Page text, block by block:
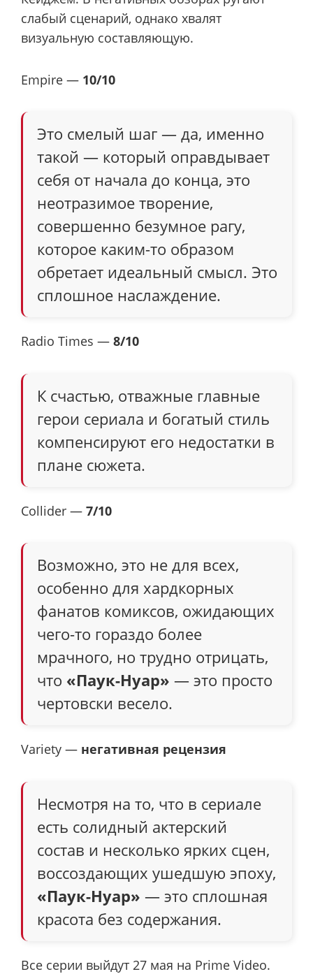
слабый сценарий, однако хвалят
визуальную составляющую.
Empire — 10/10
Это смелый шаг — да, именно
такой — который оправдывает
себя от начала до конца, это
неотразимое творение,
совершенно безумное рагу,
которое каким-то образом
обретает идеальный смысл. Это
сплошное наслаждение.
Radio Times — 8/10
К счастью, отважные главные
герои сериала и богатый стиль
компенсируют его недостатки в
плане сюжета.
Collider — 7/10
Возможно, это не для всех,
особенно для хардкорных
фанатов комиксов, ожидающих
чего-то гораздо более
мрачного, но трудно отрицать,
что «Паук-Нуар» — это просто
чертовски весело.
Variety — негативная рецензия
Несмотря на то, что в сериале
есть солидный актерский
состав и несколько ярких сцен,
воссоздающих ушедшую эпоху,
«Паук-Нуар» — это сплошная
красота без содержания.
Все серии выйдут 27 мая на Prime Video.